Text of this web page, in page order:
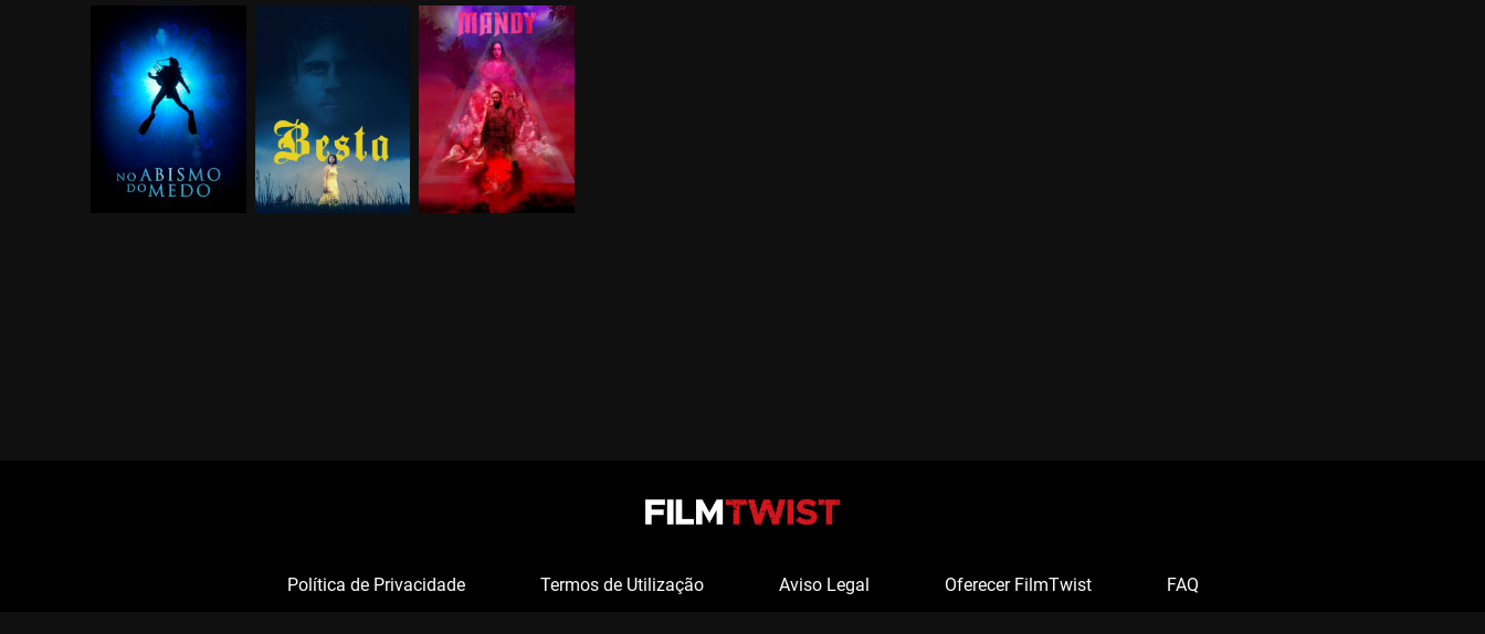
Política de Privacidade Termos de Utilização Aviso Legal Oferecer FilmTwist FAQ